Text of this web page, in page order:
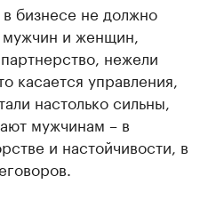
бизнесе не должно
мужчин и женщин,
нежели
касается управления,
настолько сильны,
мужчинам – в
и настойчивости, в